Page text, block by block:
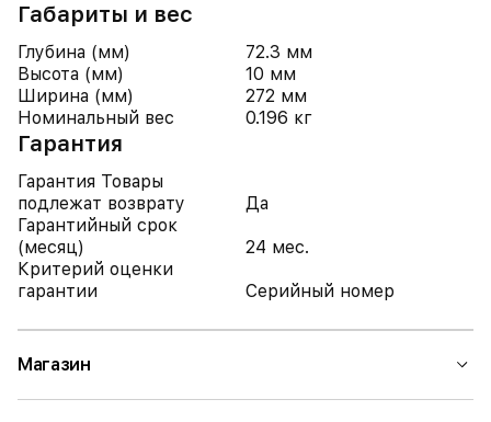
Габариты и вес
Глубина (мм)
72.3 мм
Высота (мм)
10 мм
Ширина (мм)
272 мм
Номинальный вес
0.196 кг
Гарантия
Гарантия Товары
подлежат возврату
Да
Гарантийный срок
(месяц)
24 мес.
Критерий оценки
гарантии
Серийный номер
Магазин